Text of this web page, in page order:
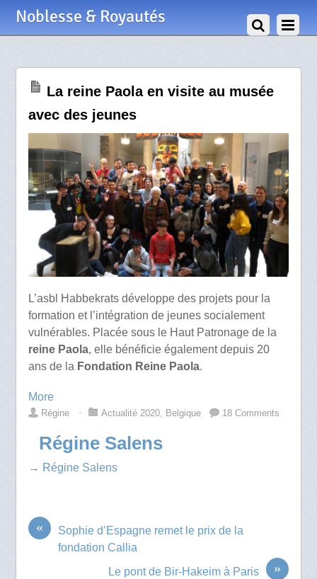
Noblesse & Royautés
La reine Paola en visite au musée
avec des jeunes
L’asbl Habbekrats développe des projets pour la
formation et l’intégration de jeunes socialement
vulnérables. Placée sous le Haut Patronage de la
reine Paola, elle bénéficie également depuis 20
ans de la Fondation Reine Paola.
More
Régine ⋅ Actualité 2020, Belgique 18 Comments
Régine Salens
→ Régine Salens
«
Sophie d’Espagne remet le prix de la
fondation Callia
»
Le pont de Bir-Hakeim à Paris